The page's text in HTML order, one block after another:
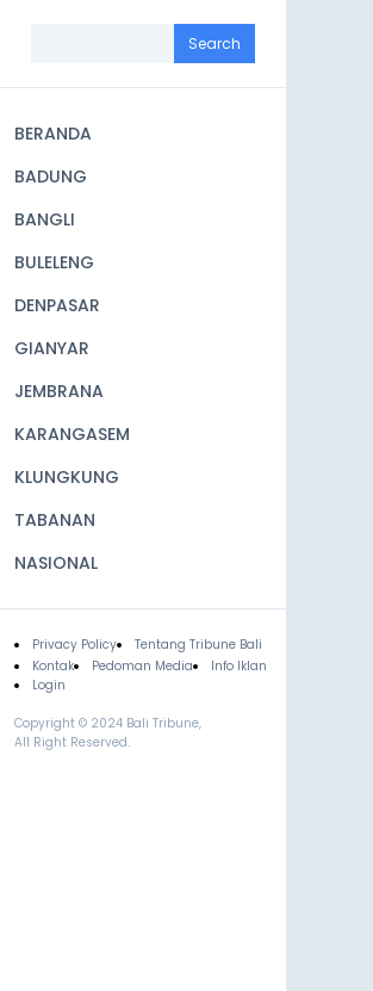
navigation
BERANDA
BADUNG
BANGLI
BULELENG
DENPASAR
GIANYAR
JEMBRANA
KARANGASEM
KLUNGKUNG
TABANAN
NASIONAL
Footer
Privacy Policy
Tentang Tribune Bali
Kontak
Pedoman Media
Info Iklan
Login
Copyright © 2024 Bali Tribune,
All Right Reserved.